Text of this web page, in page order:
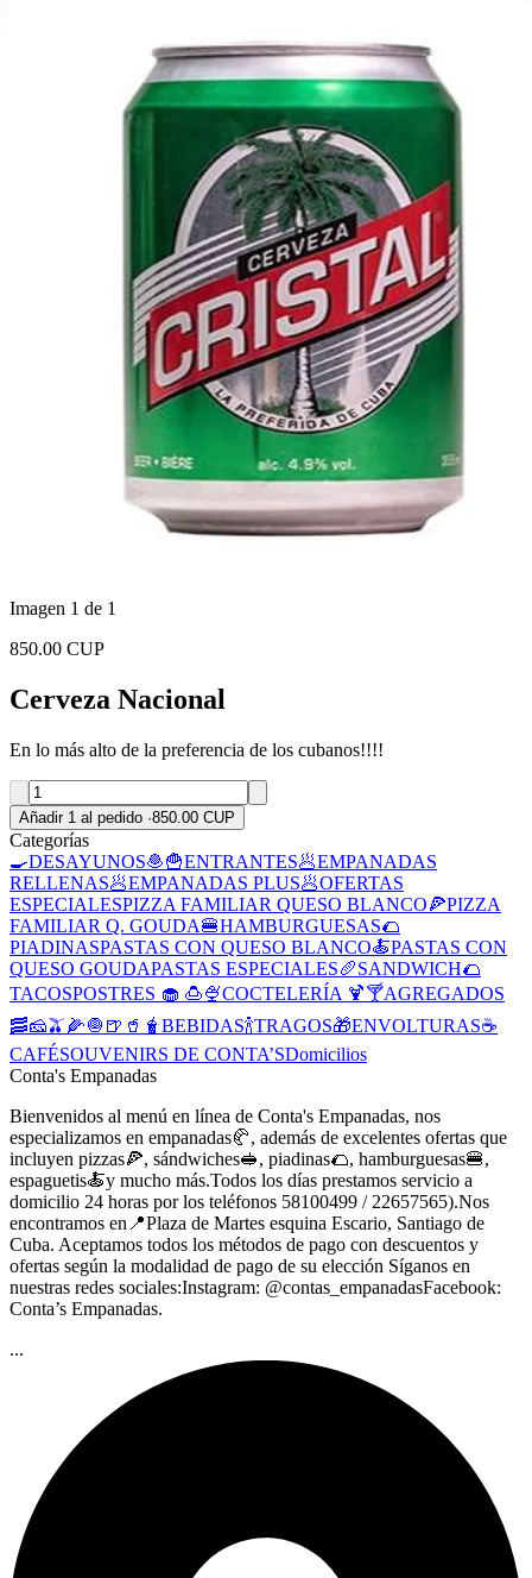
Imagen 1 de 1
850.00 CUP
Cerveza Nacional
En lo más alto de la preferencia de los cubanos!!!!
Añadir 1 al pedido ·850.00 CUP
Categorías
🍳DESAYUNOS🧆🍟ENTRANTES🥟EMPANADAS
RELLENAS🥟EMPANADAS PLUS🥟OFERTAS
ESPECIALESPIZZA FAMILIAR QUESO BLANCO🍕PIZZA
FAMILIAR Q. GOUDA🍔HAMBURGUESAS🌮
PIADINASPASTAS CON QUESO BLANCO🍝PASTAS CON
QUESO GOUDAPASTAS ESPECIALES🥖SANDWICH🌮
TACOSPOSTRES 🧁 🍮🍨COCTELERÍA 🍹🍸AGREGADOS
🥓🧀🫒🌽🧅 🍺🥤🧋BEBIDAS🍾TRAGOS🎁ENVOLTURAS☕️
CAFÉSOUVENIRS DE CONTA’SDomicilios
Conta's Empanadas
Bienvenidos al menú en línea de Conta's Empanadas, nos
especializamos en empanadas🥐, además de excelentes ofertas que
incluyen pizzas🍕, sándwiches🥪, piadinas🌮, hamburguesas🍔,
espaguetis🍝y mucho más.Todos los días prestamos servicio a
domicilio 24 horas por los teléfonos 58100499 / 22657565).Nos
encontramos en📍Plaza de Martes esquina Escario, Santiago de
Cuba. Aceptamos todos los métodos de pago con descuentos y
ofertas según la modalidad de pago de su elección Síganos en
nuestras redes sociales:Instagram: @contas_empanadasFacebook:
Conta’s Empanadas.
...